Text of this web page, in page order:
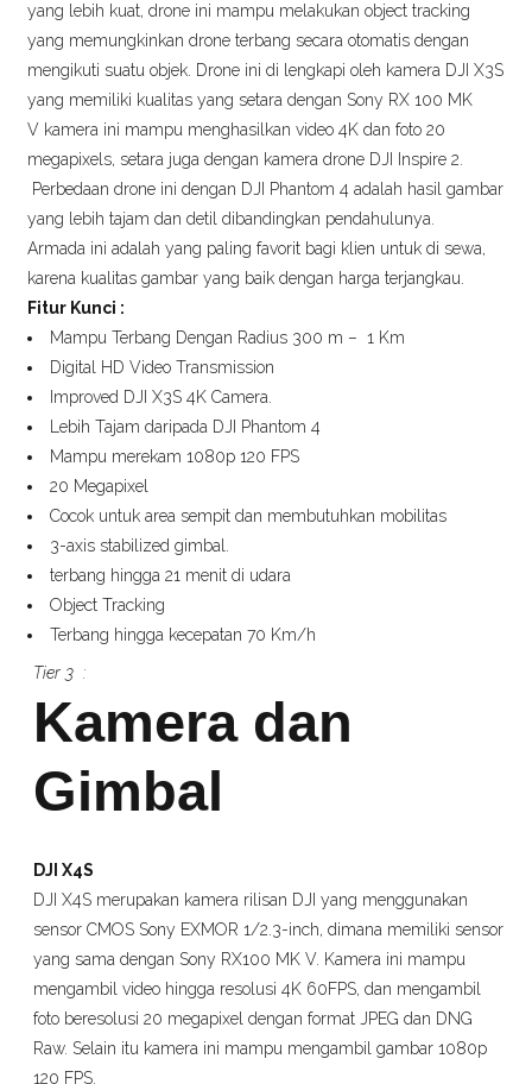
yang lebih kuat, drone ini mampu melakukan object tracking
yang memungkinkan drone terbang secara otomatis dengan
mengikuti suatu objek. Drone ini di lengkapi oleh kamera DJI X3S
yang memiliki kualitas yang setara dengan Sony RX 100 MK
V kamera ini mampu menghasilkan video 4K dan foto 20
megapixels, setara juga dengan kamera drone DJI Inspire 2.
Perbedaan drone ini dengan DJI Phantom 4 adalah hasil gambar
yang lebih tajam dan detil dibandingkan pendahulunya.
Armada ini adalah yang paling favorit bagi klien untuk di sewa,
karena kualitas gambar yang baik dengan harga terjangkau.
Fitur Kunci :
Mampu Terbang Dengan Radius 300 m – 1 Km
Digital HD Video Transmission
Improved DJI X3S 4K Camera.
Lebih Tajam daripada DJI Phantom 4
Mampu merekam 1080p 120 FPS
20 Megapixel
Cocok untuk area sempit dan membutuhkan mobilitas
3-axis stabilized gimbal.
terbang hingga 21 menit di udara
Object Tracking
Terbang hingga kecepatan 70 Km/h
Tier 3 :
Kamera dan
Gimbal
DJI X4S
DJI X4S merupakan kamera rilisan DJI yang menggunakan
sensor CMOS Sony EXMOR 1/2.3-inch, dimana memiliki sensor
yang sama dengan Sony RX100 MK V. Kamera ini mampu
mengambil video hingga resolusi 4K 60FPS, dan mengambil
foto beresolusi 20 megapixel dengan format JPEG dan DNG
Raw. Selain itu kamera ini mampu mengambil gambar 1080p
120 FPS.